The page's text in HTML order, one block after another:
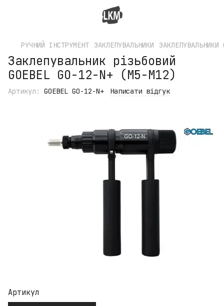
РУЧНИЙ ІНСТРУМЕНТ ЗАКЛЕПУВАЛЬНИКИ ЗАКЛЕПУВАЛЬНИКИ
Заклепувальник різьбовий
GOEBEL GO-12-N+ (М5-М12)
Артикул: GOEBEL GO-12-N+ Написати відгук
Артикул